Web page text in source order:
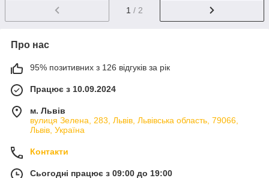
1 / 2
Про нас
95% позитивних з 126 відгуків за рік
Працює з 10.09.2024
м. Львів
вулиця Зелена, 283, Львів, Львівська область, 79066,
Львів, Україна
Контакти
Сьогодні працює з 09:00 до 19:00